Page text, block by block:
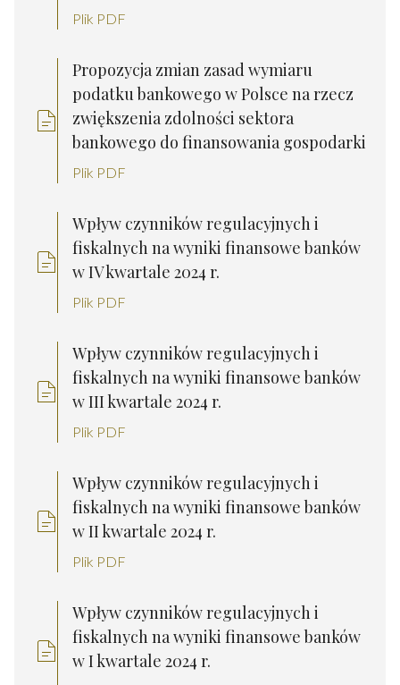
Plik PDF
Propozycja zmian zasad wymiaru
podatku bankowego w Polsce na rzecz
zwiększenia zdolności sektora
bankowego do finansowania gospodarki
Plik PDF
Wpływ czynników regulacyjnych i
fiskalnych na wyniki finansowe banków
w IV kwartale 2024 r.
Plik PDF
Wpływ czynników regulacyjnych i
fiskalnych na wyniki finansowe banków
w III kwartale 2024 r.
Plik PDF
Wpływ czynników regulacyjnych i
fiskalnych na wyniki finansowe banków
w II kwartale 2024 r.
Plik PDF
Wpływ czynników regulacyjnych i
fiskalnych na wyniki finansowe banków
w I kwartale 2024 r.